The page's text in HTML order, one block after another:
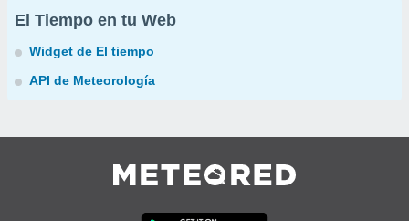
El Tiempo en tu Web
Widget de El tiempo
API de Meteorología